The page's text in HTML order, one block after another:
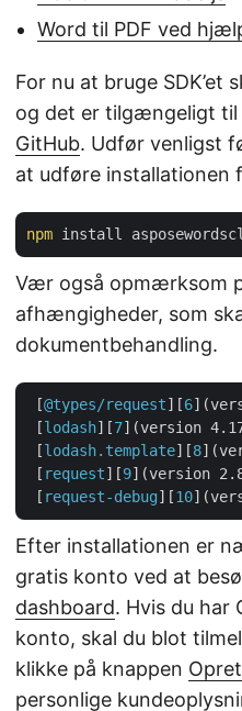
Word til PDF ved
For nu at bruge SDK’et
og det er tilgængeligt til
GitHub. Udfør venligst
at udføre installationen
npm
Vær også opmærksom
afhængigheder, som
dokumentbehandling.
[@types/request][6
[lodash][7](version
[lodash.template][8
[ request][9](version
[ request-debug][10
Efter installationen er
gratis konto ved at
dashboard. Hvis du har
konto, skal du blot
klikke på knappen
personlige